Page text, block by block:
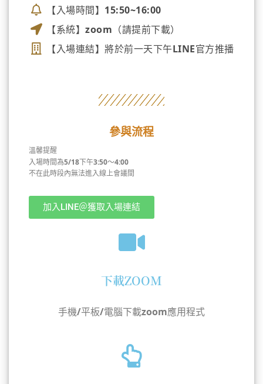
【入場時間】15:50~16:00
【系統】zoom（請提前下載）
【入場連結】將於前一天下午LINE官方推播
參與流程
溫馨提醒
入場時間為5/18下午3:50～4:00
不在此時段內無法進入線上會議間
加入LINE＠獲取入場連結
下載ZOOM
手機/平板/電腦下載zoom應用程式